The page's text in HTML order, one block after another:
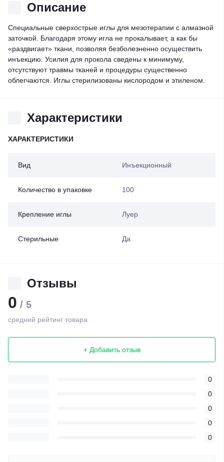
Описание
Специальные сверхострые иглы для мезотерапии с алмазной
заточкой. Благодаря этому игла не прокалывает, а как бы
«раздвигает» ткани, позволяя безболезненно осуществить
инъекцию. Усилия для прокола сведены к минимуму,
отсутствуют травмы тканей и процедуры существенно
облегчаются. Иглы стерилизованы кислородом и этиленом.
Характеристики
ХАРАКТЕРИСТИКИ
Вид Инъекционный
Количество в упаковке 100
Крепление иглы Луер
Стерильные Да
Отзывы
0 / 5
средний рейтинг товара
+ Добавить отзыв
0
0
0
0
0